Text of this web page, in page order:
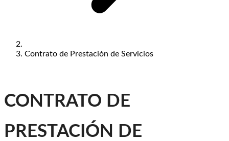
Contrato de Prestación de Servicios
CONTRATO DE
PRESTACIÓN DE